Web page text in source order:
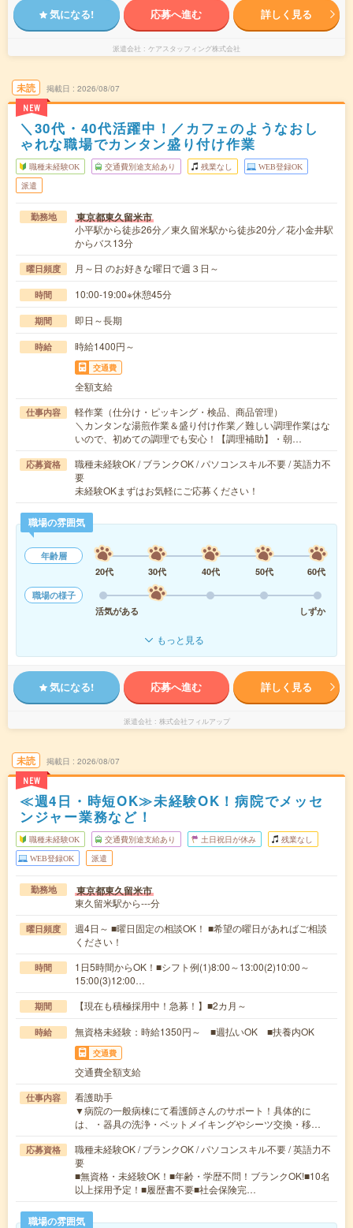
気になる! 応募へ進む 詳しく見る
派遣会社 ケアスタッフィング株式会社
未読
NEW
掲載日 2026/08/07
＼30代・40代活躍中！／カフェのようなおし
ゃれな職場でカンタン盛り付け作業
職種未経験OK 交通費別途支給あり 残業なし WEB登録OK
派遣
勤務地 東京都東久留米市
小平駅から徒歩26分／東久留米駅から徒歩20分／花小金井駅
からバス13分
曜日頻度 月～日 のお好きな曜日で週３日～
時間 10:00-19:00※休憩45分
期間 即日～長期
時給 時給1400円～
交通費
全額支給
仕事内容
軽作業（仕分け・ピッキング・検品、商品管理）
＼カンタンな湯煎作業＆盛り付け作業／難しい調理作業はな
いので、初めての調理でも安心！【調理補助】・朝…
応募資格
職種未経験OK / ブランクOK / パソコンスキル不要 / 英語力不
要
未経験OKまずはお気軽にご応募ください！
職場の雰囲気
年齢層
20代
30代 40代 50代
60代
職場の様子
活気がある
しずか
もっと見る
気になる! 応募へ進む 詳しく見る
派遣会社 株式会社フィルアップ
未読
NEW
掲載日 2026/08/07
≪週4日・時短OK≫未経験OK！病院でメッセ
ンジャー業務など！
職種未経験OK 交通費別途支給あり 土日祝日が休み 残業なし
WEB登録OK 派遣
勤務地 東京都東久留米市
東久留米駅から---分
曜日頻度
週4日～ ■曜日固定の相談OK！ ■希望の曜日があればご相談
ください！
時間
1日5時間からOK！■シフト例(1)8:00～13:00(2)10:00～
15:00(3)12:00…
期間 【現在も積極採用中！急募！】■2カ月～
時給 無資格未経験：時給1350円～ ■週払いOK ■扶養内OK
交通費
交通費全額支給
仕事内容
看護助手
▼病院の一般病棟にて看護師さんのサポート！具体的に
は、・器具の洗浄・ベットメイキングやシーツ交換・移…
応募資格
職種未経験OK / ブランクOK / パソコンスキル不要 / 英語力不
要
■無資格・未経験OK！■年齢・学歴不問！ブランクOK!■10名
以上採用予定！■履歴書不要■社会保険完…
職場の雰囲気